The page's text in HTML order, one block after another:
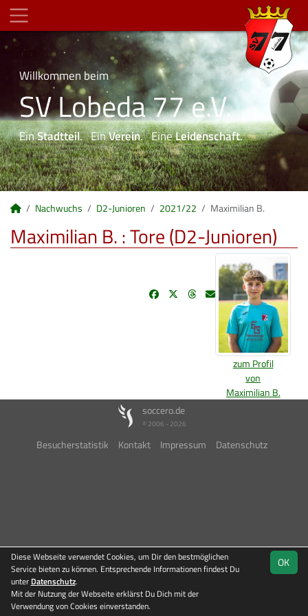
Willkommen beim
SV Lobeda 77 e.V.
EinStadtteil. EinVerein. EineLeidenschaft.
Nachwuchs D2-Junioren 2021/22 Maximilian B.
Maximilian B. : Tore (D2-Junioren)
zum Profil
von
Maximilian B.
soccero.de
© 2006 - 2026
Besucherstatistik Kontakt Impressum Datenschutz
OK
Diese Webseite verwendet Cookies, um Dir den bestmöglichen
Service bieten zu können. Entsprechende Informationen findest Du
unter Datenschutz.
Mit der Nutzung der Webseite erklärst Du Dich mit der
Verwendung von Cookies einverstanden.